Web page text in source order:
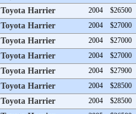
Toyota Harrier 2004 $26500
Toyota Harrier 2004 $27000
Toyota Harrier 2004 $27000
Toyota Harrier 2004 $27000
Toyota Harrier 2004 $27900
Toyota Harrier 2004 $28500
Toyota Harrier 2004 $28500